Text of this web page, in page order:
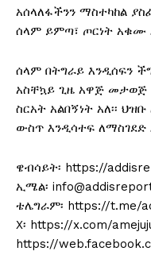
አሰላለፋችንን ማስተካከል
ሰላም ይምጣ፣ ጦርነት አቁሙ
ሰላም በትግራይ እንዲሰፍን
አስቸኳይ ጊዜ አዋጅ መታወጅ
ስርአት አልበኝነት አለ፡፡
ውስጥ እንዲሳተፍ ለማስገደድ
ዌብሳይት፡ https://
ኢሜል፡
ቴሌግራም፡ https://t.me/
X፡ https://x.com/
https://